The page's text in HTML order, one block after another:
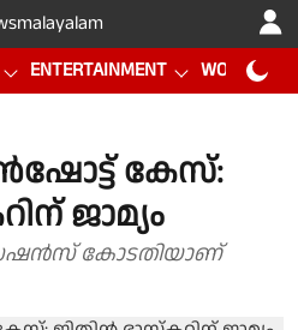
ENTERTAINMENT WORLD CUP
കേസ്:
ജാമ്യം
കോടതിയാണ്